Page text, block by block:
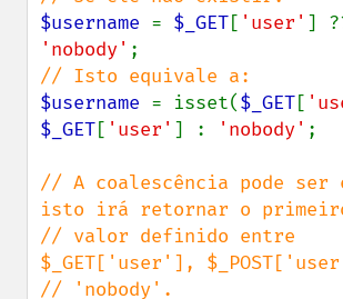
$username = $_GET[ 'user'
'nobody'
$username = isset($_GET[
$_GET[ 'user' ] : 'nobody' ;
// A coalescência pode ser
isto irá retornar o
// valor definido entre
$_GET['user'],